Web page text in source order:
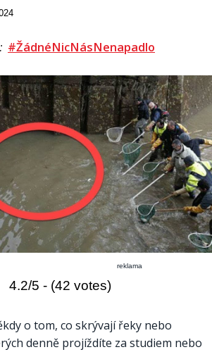
#ŽádnéNicNásNenapadlo
reklama
4.2/5 - (42 votes)
o tom, co skrývají řeky nebo
denně projíždíte za studiem nebo